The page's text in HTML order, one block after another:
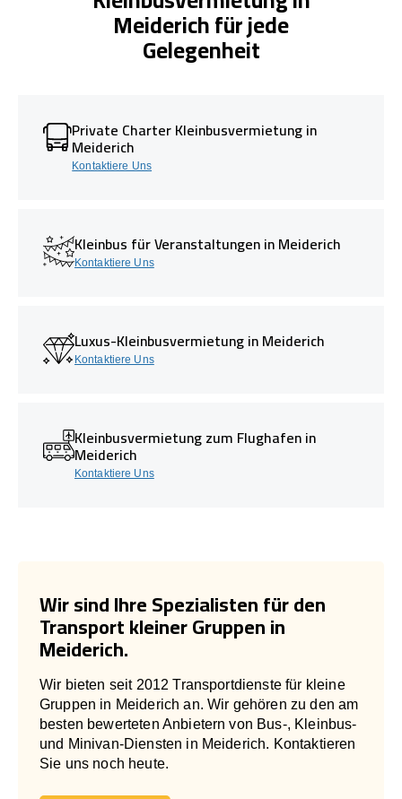
Meiderich für jede
Gelegenheit
Private Charter Kleinbusvermietung in
Meiderich
Kontaktiere Uns
Kleinbus für Veranstaltungen in Meiderich
Kontaktiere Uns
Luxus-Kleinbusvermietung in Meiderich
Kontaktiere Uns
Kleinbusvermietung zum Flughafen in
Meiderich
Kontaktiere Uns
Wir sind Ihre Spezialisten für den
Transport kleiner Gruppen in
Meiderich.
Wir bieten seit 2012 Transportdienste für kleine
Gruppen in Meiderich an. Wir gehören zu den am
besten bewerteten Anbietern von Bus-, Kleinbus-
und Minivan-Diensten in Meiderich. Kontaktieren
Sie uns noch heute.